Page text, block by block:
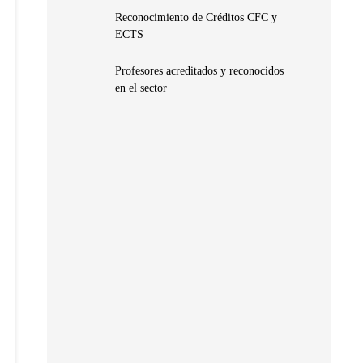
Reconocimiento de Créditos CFC y
ECTS
Profesores acreditados y reconocidos
en el sector